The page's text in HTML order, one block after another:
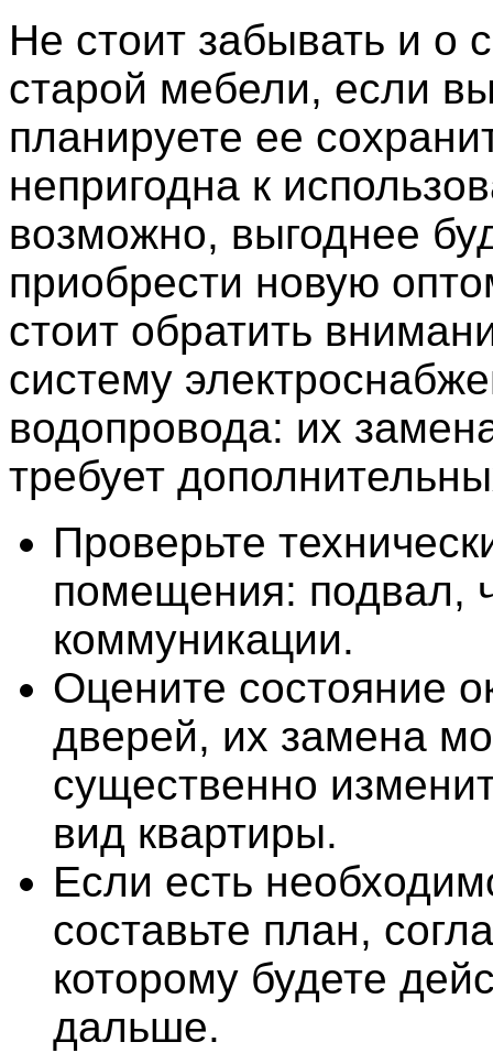
Не стоит забывать и о
старой мебели, если
планируете ее
непригодна к
возможно, выгоднее
приобрести новую
стоит обратить
систему
водопровода: их
требует
Проверьте
помещения: подвал,
коммуникации.
Оцените состояние
дверей, их замена
существенно
вид квартиры.
Если есть
составьте план,
которому будете
дальше.